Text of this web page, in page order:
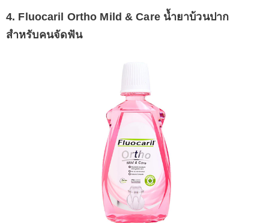
4. Fluocaril Ortho Mild & Care น้ำยาบ้วนปาก
สำหรับคนจัดฟัน